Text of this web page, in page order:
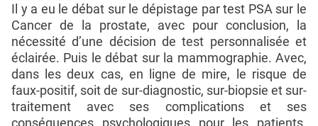
Il y a eu le débat sur le dépistage par test PSA sur le
Cancer de la prostate, avec pour conclusion, la
nécessité d’une décision de test personnalisée et
éclairée. Puis le débat sur la mammographie. Avec,
dans les deux cas, en ligne de mire, le risque de
faux-positif, soit de sur-diagnostic, sur-biopsie et sur-
traitement avec ses complications et ses
conséquences psychologiques pour les patients.